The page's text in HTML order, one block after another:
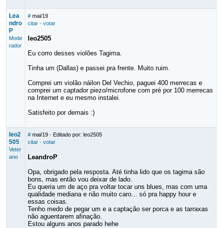
Lea
ndro
P
Mode
rador
# mai/19
citar· votar
leo2505
Eu corro desses violões Tagima.
Tinha um (Dallas) e passei pra frente. Muito ruim.
Comprei um violão náilon Del Vechio, paguei 400 merrecas e
comprei um captador piezo/microfone com pré por 100 merrecas
na Internet e eu mesmo instalei.
Satisfeito por demais :)
leo2
505
Veter
ano
# mai/19· Editado por: leo2505
citar· votar
LeandroP
Opa, obrigado pela resposta. Até tinha lido que os tagima são
bons, mas então vou deixar de lado.
Eu queria um de aço pra voltar tocar uns blues, mas com uma
qualidade mediana e não muito caro... só pra happy hour e
essas coisas.
Tenho medo de pegar um e a captação ser porca e as tarraxas
não aguentarem afinação.
Estou alguns anos parado hehe